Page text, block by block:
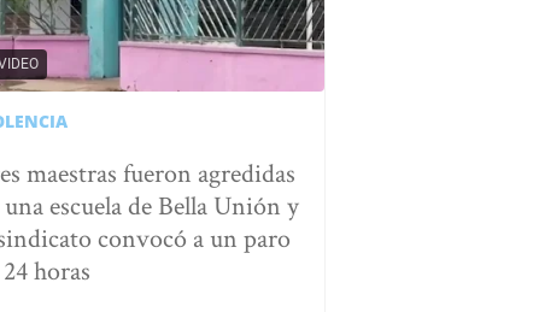
maestras fueron agredidas
escuela de Bella Unión y
convocó a un paro
horas